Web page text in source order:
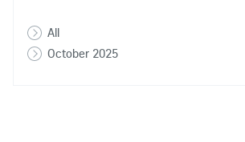
All
October 2025